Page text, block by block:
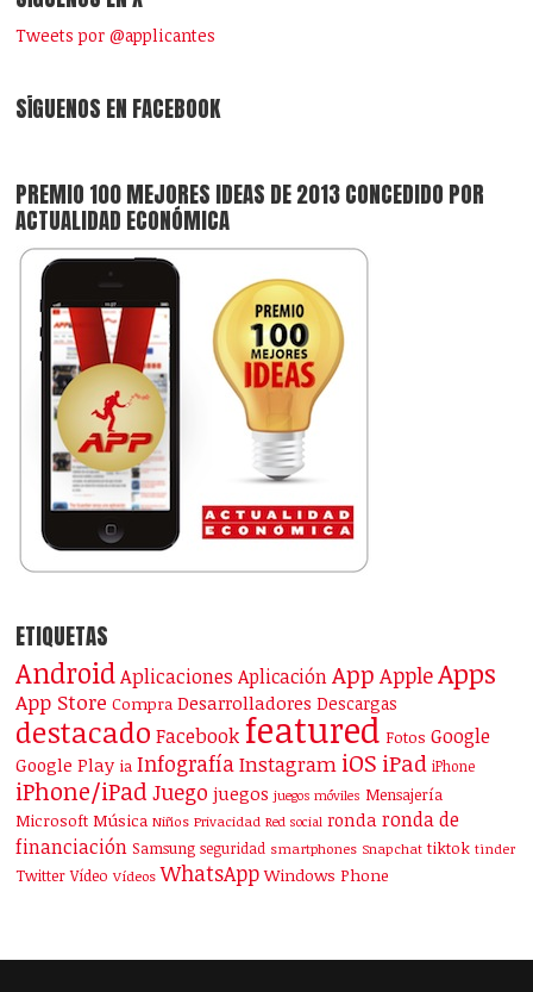
Tweets por @applicantes
SÍGUENOS EN FACEBOOK
PREMIO 100 MEJORES IDEAS DE 2013 CONCEDIDO POR
ACTUALIDAD ECONÓMICA
ETIQUETAS
Android Aplicaciones Aplicación App AppleApps
App Store Compra Desarrolladores Descargas
destacado Facebook featured Fotos Google
Google Play ia InfografíaInstagram iOS iPad iPhone
iPhone/iPad Juego juegos juegos móviles Mensajería
Microsoft Música Niños Privacidad Red social ronda ronda de
financiación Samsung seguridad smartphones Snapchat tiktok tinder
Twitter Vídeo Vídeos WhatsApp Windows Phone